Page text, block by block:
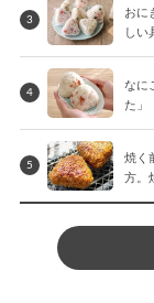
3
おに
しい
4
なに
た」
5
焼く
方。